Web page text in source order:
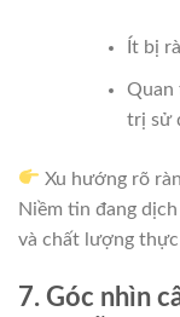
Ít bị
Quan
trị sử
Xu hướng rõ
Niềm tin đang
và chất lượng thực
7. Góc nhìn